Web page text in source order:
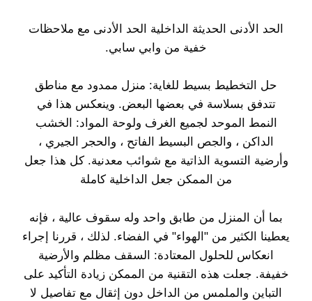
الحد الأدنى الحديثة الداخلية الحد الأدنى مع ملاحظات
خفية من وابي سابي.
حل التخطيط بسيط للغاية: منزل ممدود مع مناطق
تتدفق بسلاسة في بعضها البعض. وينعكس هذا في
النمط الموحد لجميع الغرف ولوحة المواد: الخشب
الداكن ، والجص البسيط الفاتح ، والحجر الجيري ،
وأرضية التسوية الذاتية مع شوائب معدنية. كل هذا جعل
من الممكن جعل الداخلية كاملة
بما أن المنزل من طابق واحد وله سقوف عالية ، فإنه
يعطينا الكثير من "الهواء" في الفضاء. لذلك ، قررنا إجراء
انعكاس للحلول المعتادة: السقف مظلم والأرضية
خفيفة. جعلت هذه التقنية من الممكن زيادة التأكيد على
التباين والملمس من الداخل دون إثقال مع تفاصيل لا